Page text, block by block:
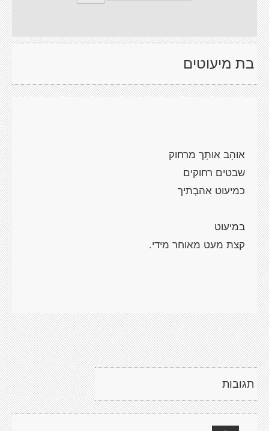
בת מיעוטים
אוהָב אותָך מרחוק
שבטים רחוקים
כמיעוט אהבְתיך
במיעוט
קצת מעט מאוחר מידי.
תגובות